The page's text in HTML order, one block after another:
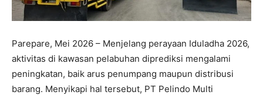
Parepare, Mei 2026 – Menjelang perayaan Iduladha 2026,
aktivitas di kawasan pelabuhan diprediksi mengalami
peningkatan, baik arus penumpang maupun distribusi
barang. Menyikapi hal tersebut, PT Pelindo Multi